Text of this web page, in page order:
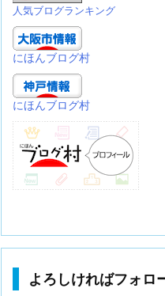
人気ブログランキング
にほんブログ村
にほんブログ村
よろしければフォロ